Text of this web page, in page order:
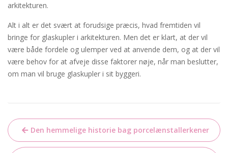
arkitekturen.
Alt i alt er det svært at forudsige præcis, hvad fremtiden vil
bringe for glaskupler i arkitekturen. Men det er klart, at der vil
være både fordele og ulemper ved at anvende dem, og at der vil
være behov for at afveje disse faktorer nøje, når man beslutter,
om man vil bruge glaskupler i sit byggeri.
Indlægsnavigation
Den hemmelige historie bag porcelænstallerkener